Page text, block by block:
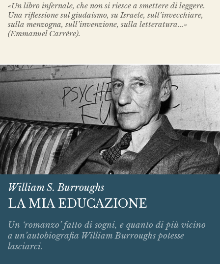
«Un libro infernale, che non si riesce a smettere di leggere.
Una riflessione sul giudaismo, su Israele, sull’invecchiare,
sulla menzogna, sull’invenzione, sulla letteratura...»
(Emmanuel Carrère).
William S. Burroughs
LA MIA EDUCAZIONE
Un ‘romanzo’ fatto di sogni, e quanto di più vicino
a un’autobiografia William Burroughs potesse
lasciarci.